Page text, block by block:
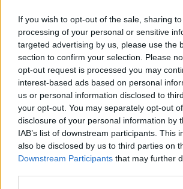
If you wish to opt-out of the sale, sharing
processing of your personal or sensitive
targeted advertising by us, please use the
section to confirm your selection. Please
opt-out request is processed you may
interest-based ads based on personal
us or personal information disclosed to
your opt-out. You may separately opt-out
disclosure of your personal information by
IAB’s list of downstream participants. This
also be disclosed by us to third parties on
Downstream Participants that may further
Chcete dominantu interiéru,
ktorá pritiahne pohľady?
Vyrobte si takéto masívne
orechové svietidlo
ZÁHRADA